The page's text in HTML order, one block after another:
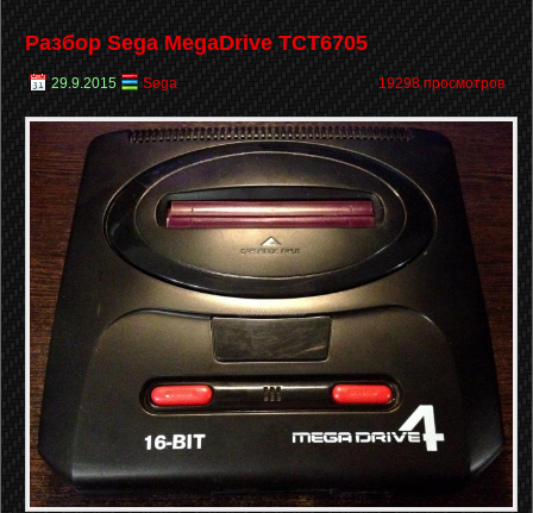
Разбор Sega MegaDrive TCT6705
29.9.2015 Sega 19298 просмотров